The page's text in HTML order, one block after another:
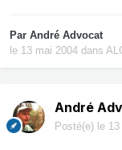
Par André Advocat
le 13 mai 2004 dans
André
Posté(e) le